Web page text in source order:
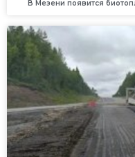
В Мезени появится